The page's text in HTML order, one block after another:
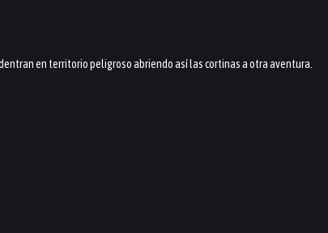
en territorio peligroso abriendo así las cortinas a otra aventura.